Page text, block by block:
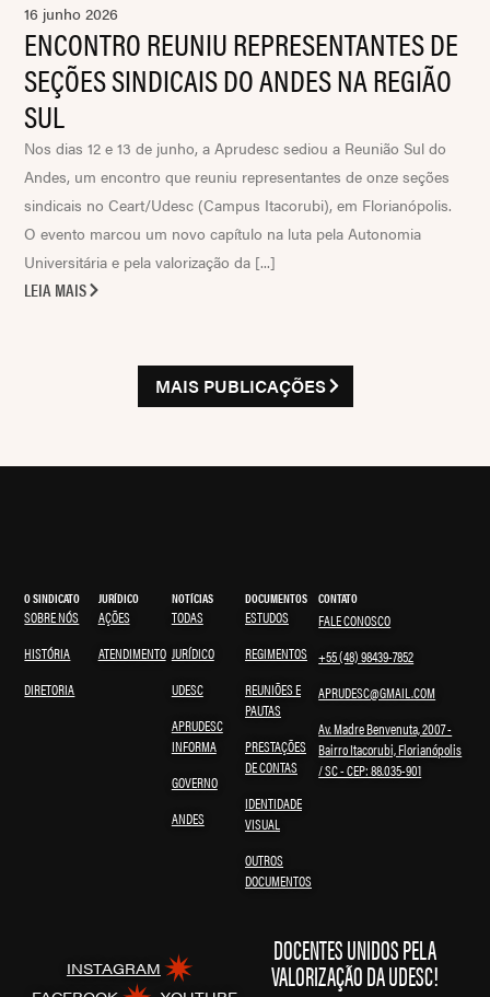
16 junho 2026
ENCONTRO REUNIU REPRESENTANTES DE
SEÇÕES SINDICAIS DO ANDES NA REGIÃO
SUL
Nos dias 12 e 13 de junho, a Aprudesc sediou a Reunião Sul do
Andes, um encontro que reuniu representantes de onze seções
sindicais no Ceart/Udesc (Campus Itacorubi), em Florianópolis.
O evento marcou um novo capítulo na luta pela Autonomia
Universitária e pela valorização da [...]
LEIA MAIS
MAIS PUBLICAÇÕES
O SINDICATO
SOBRE NÓS
HISTÓRIA
DIRETORIA
JURÍDICO
AÇÕES
ATENDIMENTO
NOTÍCIAS
TODAS
JURÍDICO
UDESC
APRUDESC
INFORMA
GOVERNO
ANDES
DOCUMENTOS
ESTUDOS
REGIMENTOS
REUNIÕES E
PAUTAS
PRESTAÇÕES
DE CONTAS
IDENTIDADE
VISUAL
OUTROS
DOCUMENTOS
CONTATO
FALE CONOSCO
+55 (48) 98439-7852
APRUDESC@GMAIL.COM
Av. Madre Benvenuta, 2007 -
Bairro Itacorubi, Florianópolis
/ SC - CEP: 88.035-901
DOCENTES UNIDOS PELA
VALORIZAÇÃO DA UDESC!
INSTAGRAM